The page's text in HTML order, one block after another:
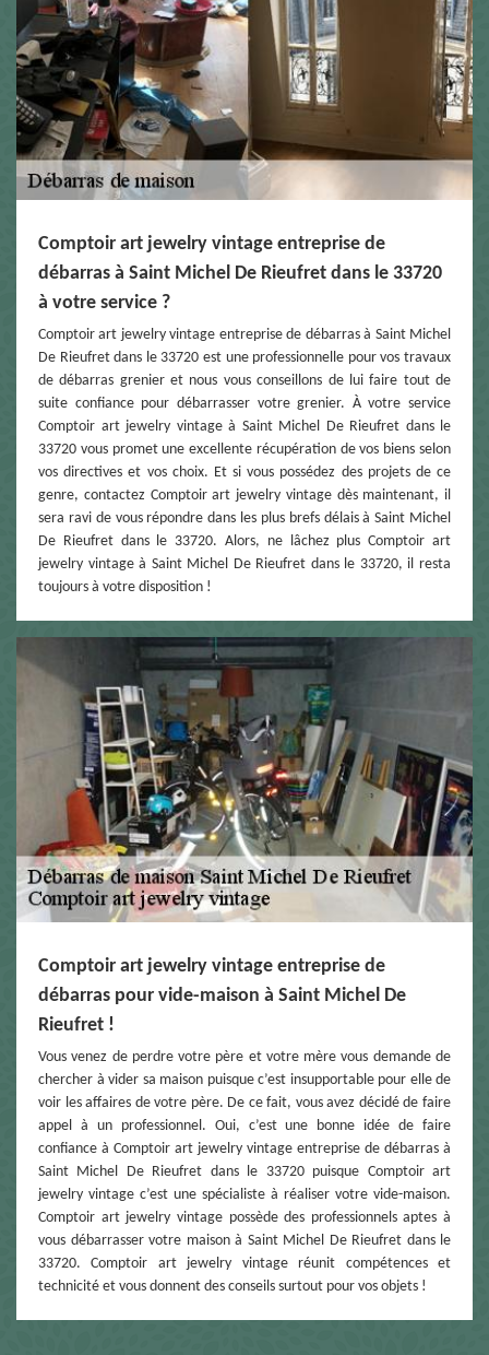
Comptoir art jewelry vintage entreprise de
débarras à Saint Michel De Rieufret dans le 33720
à votre service ?
Comptoir art jewelry vintage entreprise de débarras à Saint Michel
De Rieufret dans le 33720 est une professionnelle pour vos travaux
de débarras grenier et nous vous conseillons de lui faire tout de
suite confiance pour débarrasser votre grenier. À votre service
Comptoir art jewelry vintage à Saint Michel De Rieufret dans le
33720 vous promet une excellente récupération de vos biens selon
vos directives et vos choix. Et si vous possédez des projets de ce
genre, contactez Comptoir art jewelry vintage dès maintenant, il
sera ravi de vous répondre dans les plus brefs délais à Saint Michel
De Rieufret dans le 33720. Alors, ne lâchez plus Comptoir art
jewelry vintage à Saint Michel De Rieufret dans le 33720, il resta
toujours à votre disposition !
Comptoir art jewelry vintage entreprise de
débarras pour vide-maison à Saint Michel De
Rieufret !
Vous venez de perdre votre père et votre mère vous demande de
chercher à vider sa maison puisque c’est insupportable pour elle de
voir les affaires de votre père. De ce fait, vous avez décidé de faire
appel à un professionnel. Oui, c’est une bonne idée de faire
confiance à Comptoir art jewelry vintage entreprise de débarras à
Saint Michel De Rieufret dans le 33720 puisque Comptoir art
jewelry vintage c’est une spécialiste à réaliser votre vide-maison.
Comptoir art jewelry vintage possède des professionnels aptes à
vous débarrasser votre maison à Saint Michel De Rieufret dans le
33720. Comptoir art jewelry vintage réunit compétences et
technicité et vous donnent des conseils surtout pour vos objets !